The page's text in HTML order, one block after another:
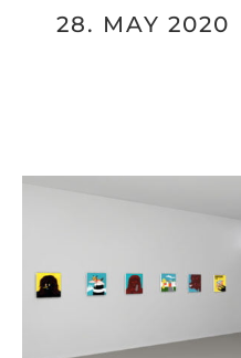
28. MAY 2020